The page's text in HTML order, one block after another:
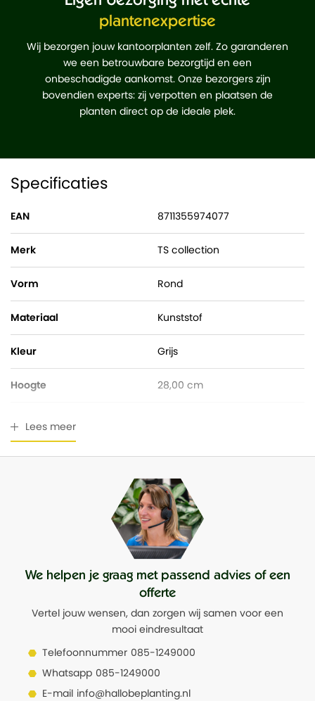
plantenexpertise
Wij bezorgen jouw kantoorplanten zelf. Zo garanderen
we een betrouwbare bezorgtijd en een
onbeschadigde aankomst. Onze bezorgers zijn
bovendien experts: zij verpotten en plaatsen de
planten direct op de ideale plek.
Specificaties
EAN 8711355974077
Merk TS collection
Vorm Rond
Materiaal Kunststof
Kleur Grijs
Hoogte 28,00 cm
Ingangsdiameter 28,00 cm
Ja
Ja
Lees meer
We helpen je graag met passend advies of een
offerte
Vertel jouw wensen, dan zorgen wij samen voor een
mooi eindresultaat
Telefoonnummer 085-1249000
Whatsapp 085-1249000
E-mail info@hallobeplanting.nl